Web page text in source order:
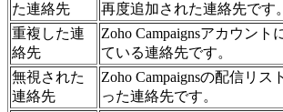
た連絡先
再度追加された連絡先です。
重複した連
絡先
Zoho Campaignsアカウント
ている連絡先です。
無視された
連絡先
Zoho Campaignsの配信リス
った連絡先です。